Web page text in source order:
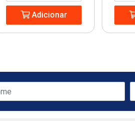
Adicionar